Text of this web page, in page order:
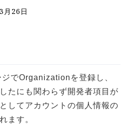
月26日
でOrganizationを登録し、
たにも関わらず開発者項目が
してアカウントの個人情報の
ます。